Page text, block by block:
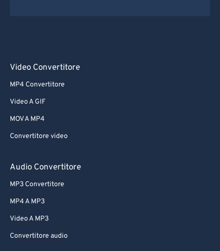
Video Convertitore
MP4 Convertitore
Video A GIF
MOV A MP4
Convertitore video
Audio Convertitore
MP3 Convertitore
MP4 A MP3
Video A MP3
Convertitore audio